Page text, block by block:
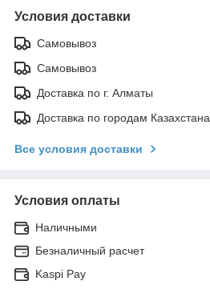
Условия доставки
Самовывоз
Самовывоз
Доставка по г. Алматы
Доставка по городам Казахстана
Все условия доставки
Условия оплаты
Наличными
Безналичный расчет
Kaspi Pay